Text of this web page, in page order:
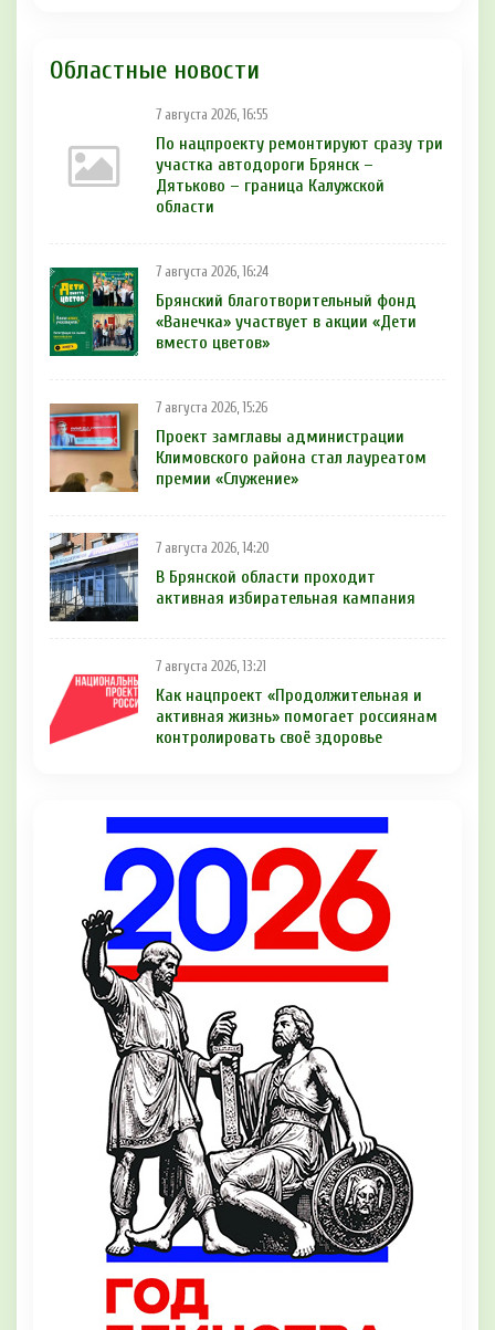
Областные новости
7 августа 2026, 16:55
По нацпроекту ремонтируют сразу три
участка автодороги Брянск –
Дятьково – граница Калужской
области
7 августа 2026, 16:24
Брянский благотворительный фонд
«Ванечка» участвует в акции «Дети
вместо цветов»
7 августа 2026, 15:26
Проект замглавы администрации
Климовского района стал лауреатом
премии «Служение»
7 августа 2026, 14:20
В Брянской области проходит
активная избирательная кампания
7 августа 2026, 13:21
Как нацпроект «Продолжительная и
активная жизнь» помогает россиянам
контролировать своё здоровье